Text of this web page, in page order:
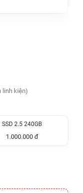
linh kiện)
SSD 2.5 240GB
1.000.000 đ